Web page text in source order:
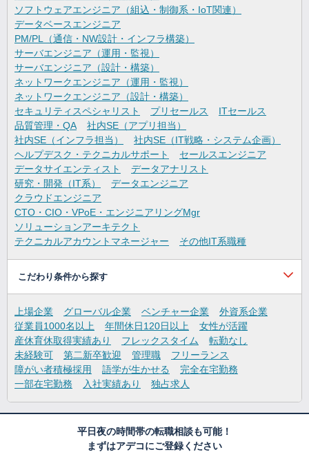
ソフトウェアエンジニア（組込・制御系・IoT関連）
データベースエンジニア
PM/PL（通信・NW設計・インフラ構築）
サーバエンジニア（運用・監視）
サーバエンジニア（設計・構築）
ネットワークエンジニア（運用・監視）
ネットワークエンジニア（設計・構築）
セキュリティスペシャリスト
プリセールス
ITセールス
品質管理・QA
社内SE（アプリ担当）
社内SE（インフラ担当）
社内SE（IT戦略・システム企画）
ヘルプデスク・テクニカルサポート
セールスエンジニア
データサイエンティスト
データアナリスト
研究・開発（IT系）
データエンジニア
クラウドエンジニア
CTO・CIO・VPoE・エンジニアリングMgr
ソリューションアーキテクト
テクニカルアカウントマネージャー
その他IT系職種
こだわり条件から探す
上場企業 グローバル企業 ベンチャー企業
外資系企業
従業員1000名以上
年間休日120日以上
女性が活躍
産休育休取得実績あり
フレックスタイム
転勤なし
未経験可
第二新卒歓迎 管理職
フリーランス
障がい者積極採用
語学が生かせる
完全在宅勤務
一部在宅勤務
入社実績あり 独占求人
平日夜の時間帯の転職相談も可能！
まずはアデコにご登録ください